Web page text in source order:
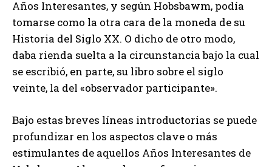
Años Interesantes, y según Hobsbawm, podía
tomarse como la otra cara de la moneda de su
Historia del Siglo XX. O dicho de otro modo,
daba rienda suelta a la circunstancia bajo la cual
se escribió, en parte, su libro sobre el siglo
veinte, la del «observador participante».
Bajo estas breves líneas introductorias se puede
profundizar en los aspectos clave o más
estimulantes de aquellos Años Interesantes de